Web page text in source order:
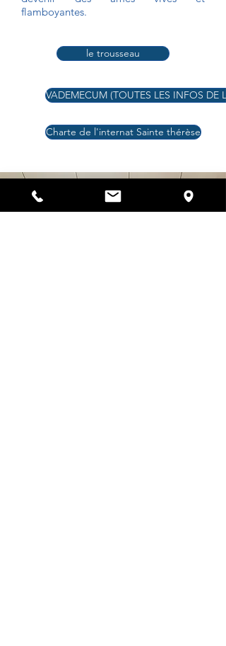
flamboyantes.
le trousseau
VADEMECUM (TOUTES LES INFOS DE
Charte de l'internat Sainte thérèse